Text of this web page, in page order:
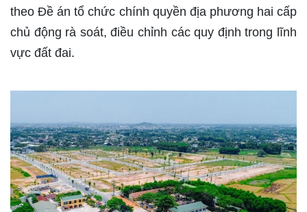
theo Đề án tổ chức chính quyền địa phương hai cấp
chủ động rà soát, điều chỉnh các quy định trong lĩnh
vực đất đai.